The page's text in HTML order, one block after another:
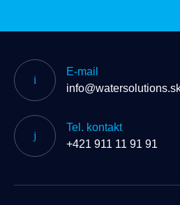
E-mail
Tel. kontakt
+421 911 11 91 91